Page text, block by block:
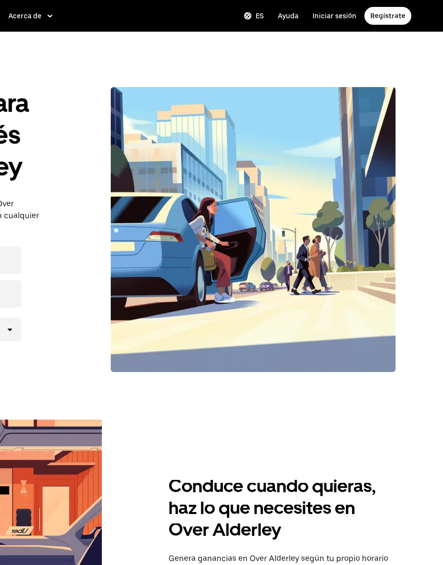
Acerca de ES Ayuda Iniciar sesión Regístrate
cualquier
Conduce cuando quieras,
haz lo que necesites en
Over Alderley
Genera ganancias en Over Alderley según tu propio horario